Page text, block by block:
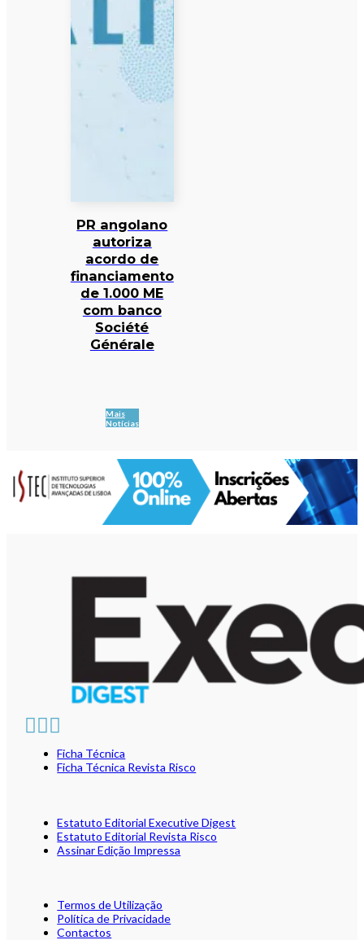
PR angolano
autoriza
acordo de
financiamento
de 1.000 ME
com banco
Société
Générale
Mais
Notícias
Ficha Técnica
Ficha Técnica Revista Risco
Estatuto Editorial Executive Digest
Estatuto Editorial Revista Risco
Assinar Edição Impressa
Termos de Utilização
Política de Privacidade
Contactos